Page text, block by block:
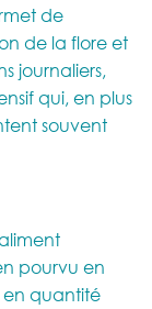
de
de la flore et
journaliers,
qui, en plus
souvent
pourvu en
en quantité